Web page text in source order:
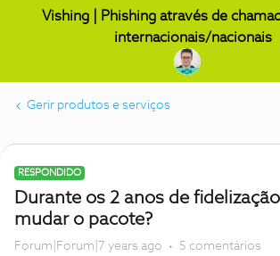
Vishing | Phishing através de
internacionais/nacionais
Gerir produtos e serviços
RESPONDIDO
Durante os 2 anos de
mudar o pacote?
Forum|Forum|7 years ago 5 comentários